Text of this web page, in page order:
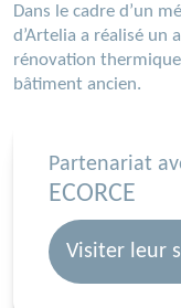
Dans le cadre d’un
d’Artelia a réalisé un
rénovation
bâtiment ancien.
Partenariat
ECORCE
Visiter leur